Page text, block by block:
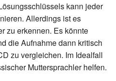
kann jeder
Allerdings ist es
zu erkennen. Es könnte
die Aufnahme dann kritisch
zu vergleichen. Im Idealfall
Muttersprachler helfen.